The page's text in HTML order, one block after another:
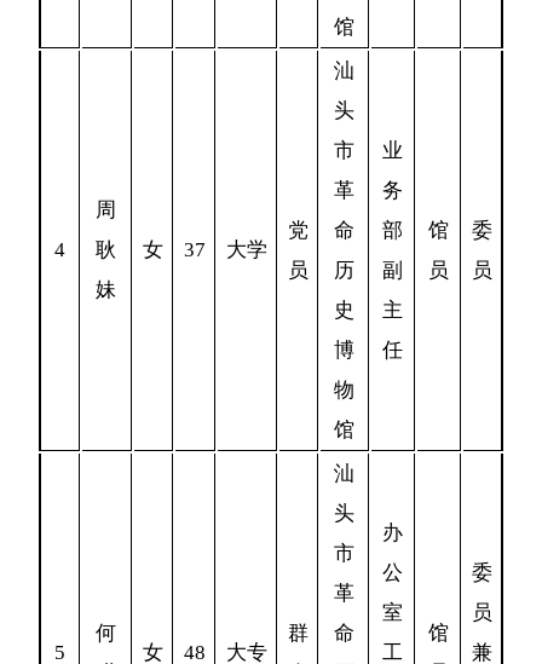
馆
4
周
耿
妹
女 37 大学
党
员
汕
头
市
革
命
历
史
博
物
馆
业
务
部
副
主
任
馆
员
委
员
5
何
女 48 大专
群
汕
头
市
革
命
办
公
室
工
馆
委
员
兼